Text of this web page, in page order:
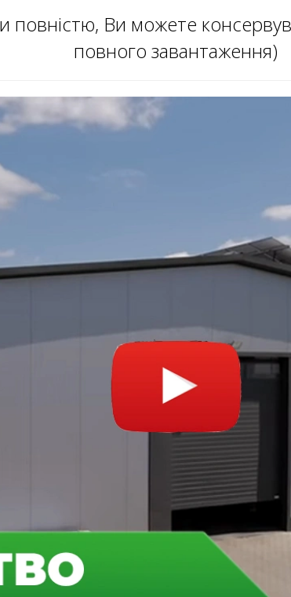
Ви можете
повного завантаження)